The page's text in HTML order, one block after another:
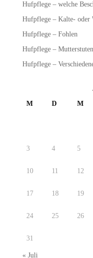
Hufpflege – welche
Hufpflege – Kalte- oder
Hufpflege – Fohlen
Hufpflege –
Hufpflege –
M
D M
3 4 5
10 11 12
17 18 19
24 25 26
31
« Juli